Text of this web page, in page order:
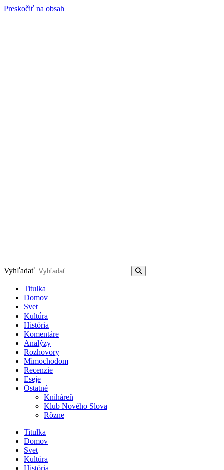
Preskočiť na obsah
Vyhľadať
Titulka
Domov
Svet
Kultúra
História
Komentáre
Analýzy
Rozhovory
Mimochodom
Recenzie
Eseje
Ostatné
Kniháreň
Klub Nového Slova
Rôzne
Titulka
Domov
Svet
Kultúra
História